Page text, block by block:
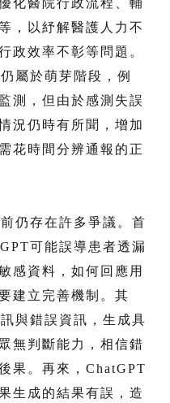
，以紓解醫護人力不
政效率不彰等問題。
屬於萌芽階段，例
測，但由於感測失誤
況仍時有所聞，增加
花時間分辨通報的正
仍存在許多爭議。首
可能誤導患者透漏
感資料，如何回應用
建立完善機制。其
與錯誤資訊，生成具
無判斷能力，相信錯
果。再來，ChatGPT
生成的結果有誤，造